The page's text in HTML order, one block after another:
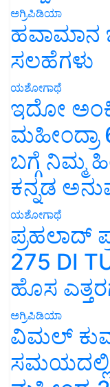
ಅಗ್ರಿಪಿಡಿಯಾ
ಹವಾಮಾನ
ಸಲಹೆಗಳು
ಯಶೋಗಾಥೆ
ಇದೋ
ಮಹೀಂದ್ರಾ
ಬಗ್ಗೆ ನಿಮ್ಮ
ಕನ್ನಡ
ಯಶೋಗಾಥೆ
ಪ್ರಹಲಾದ್
275 DI
ಹೊಸ
ಅಗ್ರಿಪಿಡಿಯಾ
ವಿಮಲ್
ಸಮಯದಲ್ಲಿ